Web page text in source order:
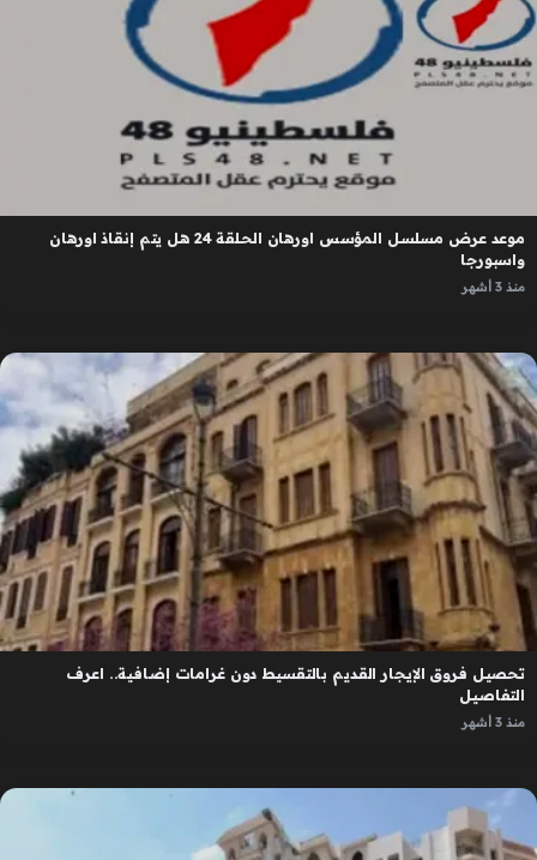
موعد عرض مسلسل المؤسس اورهان الحلقة 24 هل يتم إنقاذ اورهان
واسبورجا
منذ 3 أشهر
تحصيل فروق الإيجار القديم بالتقسيط دون غرامات إضافية.. اعرف
التفاصيل
منذ 3 أشهر